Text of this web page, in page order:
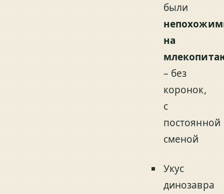
были
на
– без
коронок,
с
постоянной
сменой
Укус
динозавра